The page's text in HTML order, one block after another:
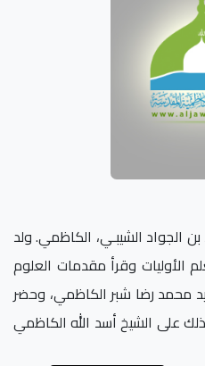
الجواد الشيبـي، الكاظمي. ولد
سنة 1198ﻫ، وتعلم الأوليات وقرأ مقدمات العلوم
محمد رضا شبر الكاظمي، وحضر
على الشيخ أسد الله الكاظمي